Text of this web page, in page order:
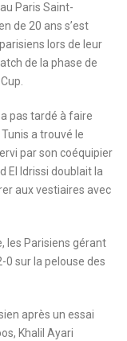
Paris Saint-
de 20 ans s’est
lors de leur
de la phase de
pas tardé à faire
a trouvé le
par son coéquipier
El Idrissi doublait la
aux vestiaires avec
les Parisiens gérant
0 sur la pelouse des
après un essai
Khalil Ayari